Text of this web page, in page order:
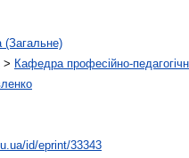
(Загальне)
> Кафедра професійно-
id/eprint/33343